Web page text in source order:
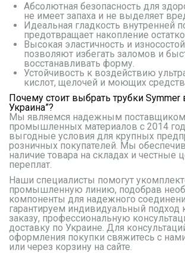
Абсолютная безопасность для
не имеет запаха и не выделяет
Идеальная гладкость внутренней
предотвращает накопление
Высокая эластичность и
позволяют избегать заломов и
восстанавливать форму.
Устойчивость к воздействию
кислот, щелочей и моющих
Почему стоит выбрать трубки
Украина”?
Мы являемся надежным поставщиком
промышленных материалов с 2014
выгодные условия для крупных
розничных покупателей. Мы
наличие товара на складах и честные
переплат.
Наши специалисты помогут
промышленную линию, подобрав
компоненты для надежного
гарантируем индивидуальный
заказу, профессиональную
доставку по Украине. Для
оформления покупки свяжитесь с
или через корзину на сайте.